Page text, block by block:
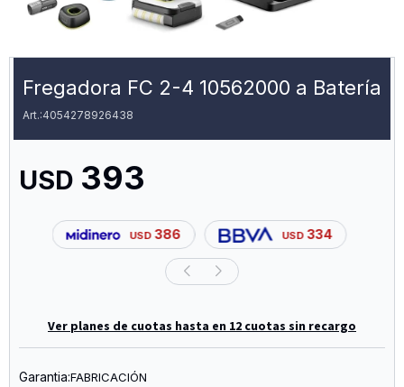
Fregadora FC 2-4 10562000 a Batería
4054278926438
USD 393
USD 386 USD 334
Ver planes de cuotas hasta en 12 cuotas sin recargo
Garantia:FABRICACIÓN